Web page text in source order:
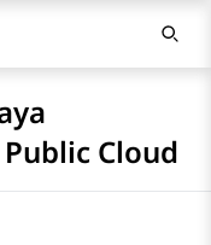
Cloud